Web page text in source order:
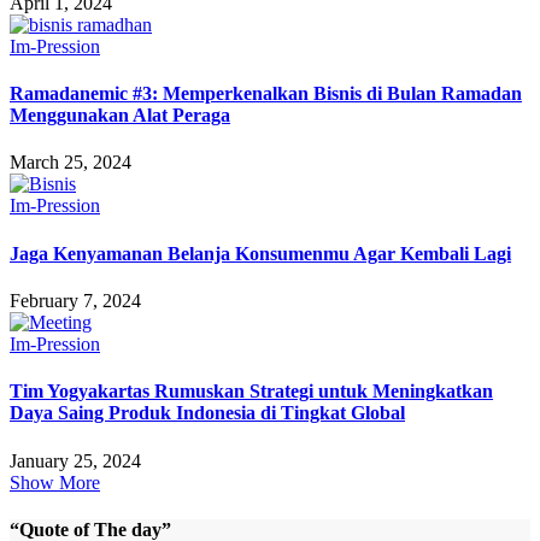
Im-Pression
Ramadanemic #3: Memperkenalkan Bisnis di Bulan Ramadan
Menggunakan Alat Peraga
March 25, 2024
Im-Pression
Jaga Kenyamanan Belanja Konsumenmu Agar Kembali Lagi
February 7, 2024
Im-Pression
Tim Yogyakartas Rumuskan Strategi untuk Meningkatkan
Daya Saing Produk Indonesia di Tingkat Global
January 25, 2024
Show More
“Quote of The day”